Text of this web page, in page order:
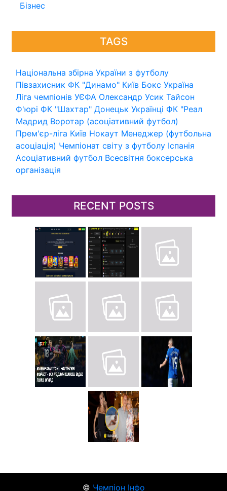
Бізнес
TAGS
Національна збірна України з футболу
Півзахисник ФК "Динамо" Київ Бокс Україна
Ліга чемпіонів УЄФА Олександр Усик Тайсон
Ф'юрі ФК "Шахтар" Донецьк Українці ФК "Реал
Мадрид Воротар (асоціативний футбол)
Прем'єр-ліга Київ Нокаут Менеджер (футбольна
асоціація) Чемпіонат світу з футболу Іспанія
Асоціативний футбол Всесвітня боксерська
організація
RECENT POSTS
© Чемпіон Інфо